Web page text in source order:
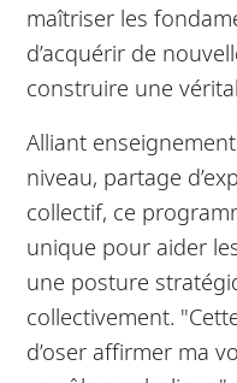
maîtriser les
d’acquérir de
construire une
Alliant
niveau, partage
collectif, ce
unique pour aider
une posture
collectivement.
d’oser affirmer ma